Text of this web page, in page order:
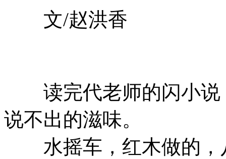
文/赵洪香
读完代老师的闪小说
说不出的滋味。
水摇车，红木做的，